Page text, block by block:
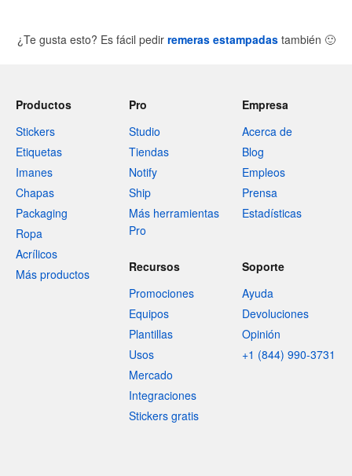
¿Te gusta esto? Es fácil pedir remeras estampadastambién 🙂
Productos
Stickers
Etiquetas
Imanes
Chapas
Packaging
Ropa
Acrílicos
Más productos
Pro
Studio
Tiendas
Notify
Ship
Más herramientas
Pro
Empresa
Acerca de
Blog
Empleos
Prensa
Estadísticas
Recursos
Promociones
Equipos
Plantillas
Usos
Mercado
Integraciones
Stickers gratis
Soporte
Ayuda
Devoluciones
Opinión
+1 (844) 990-3731